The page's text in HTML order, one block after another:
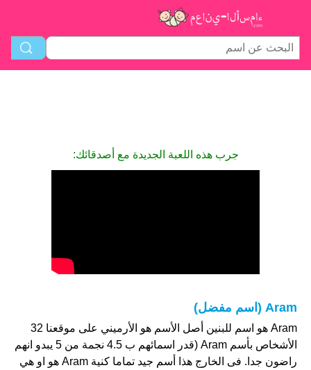
جرب هذه اللعبة الجديدة مع أصدقائك:
Aram (اسم مفضل)
Aram هو اسم للبنين أصل الأسم هو الأرميني على موقعنا 32
الأشخاص بأسم Aram (قدر اسمائهم ب 4.5 نجمة من 5 يبدو انهم
راضون جدا. فى الخارج هذا أسم جيد تماما كنية Aram هو او هي